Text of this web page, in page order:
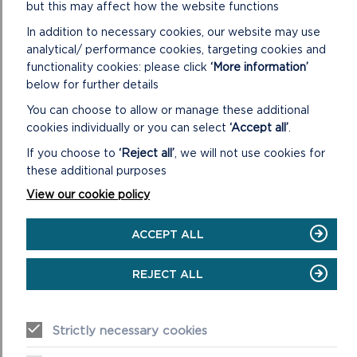
Cyfarwyddyd y Parc i drafod ar ran yr Awdurdod Parc
Cenedlaethol yn y gwaith o baratoi Datganiad Cydweithredu
Is-Ranbarthol ar gyfer Is-Ranbarth Gorllewin Cymru.
46/20 Prynu tir fel rhan o’r Cyllido Tirwedd Cynaliadwy,
Bioamrywiaeth yn y Parc Cenedlaethol
Mae’r adroddiad yn cyflwyno argymhelliad i’r Aelodau ar
brynu rhyw 30 erw o dir yn Nhrefin fel rhan o bortffolio o
ariennir gan Lywodraeth Cymru, i gynyddu bioamrywiaeth a
dal a storio carbon.
ariennir gan yr Undeb Ewropeaidd.
but this may affect how the website functions
In addition to necessary cookies, our website may use
analytical/ performance cookies, targeting cookies and
functionality cookies: please click ‘More information’
below for further details
You can choose to allow or manage these additional
cookies individually or you can select ‘Accept all’
If you choose to ‘Reject all’ , we will not use cookies for
these additional purposes
View our cookie policy
ACCEPT ALL
REJECT ALL
Strictly necessary cookies